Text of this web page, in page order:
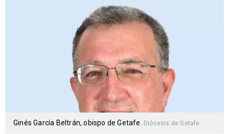
Ginés García Beltrán, obispo de Getafe. Diócesis de Getafe